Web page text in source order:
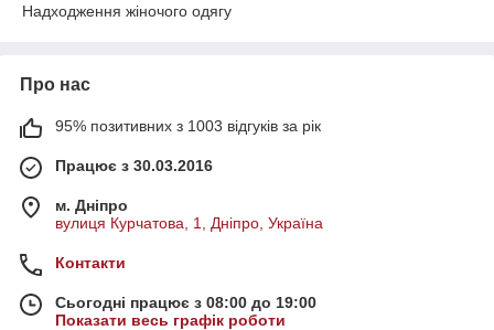
Надходження жіночого одягу
Про нас
95% позитивних з 1003 відгуків за рік
Працює з 30.03.2016
м. Дніпро
вулиця Курчатова, 1, Дніпро, Україна
Контакти
Сьогодні працює з 08:00 до 19:00
Показати весь графік роботи